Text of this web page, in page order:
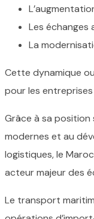
Les échanges
La
Cette dynamique
pour les
Grâce à sa
modernes et au
logistiques, le
acteur majeur des
Le transport